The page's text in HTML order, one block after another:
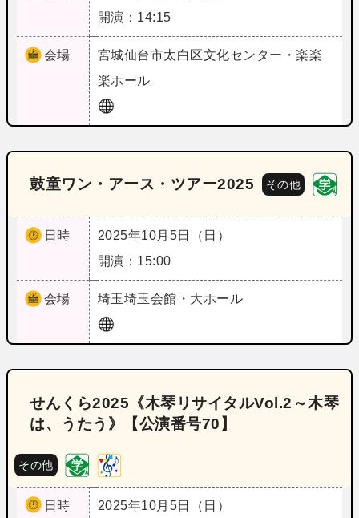
開演：14:15
会場 宮城仙台市太白区文化センター・楽楽
楽ホール
鼓童ワン・アース・ツアー2025 その他
日時
2025年10月5日（日）
開演：15:00
会場 埼玉埼玉会館・大ホール
せんくら2025《木琴リサイタルVol.2～木琴
は、うたう》【公演番号70】
その他
日時
2025年10月5日（日）